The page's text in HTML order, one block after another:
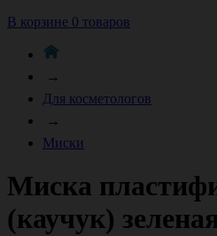
В корзине 0 товаров
→
Для косметологов
→
Миски
Миска
(каучук)